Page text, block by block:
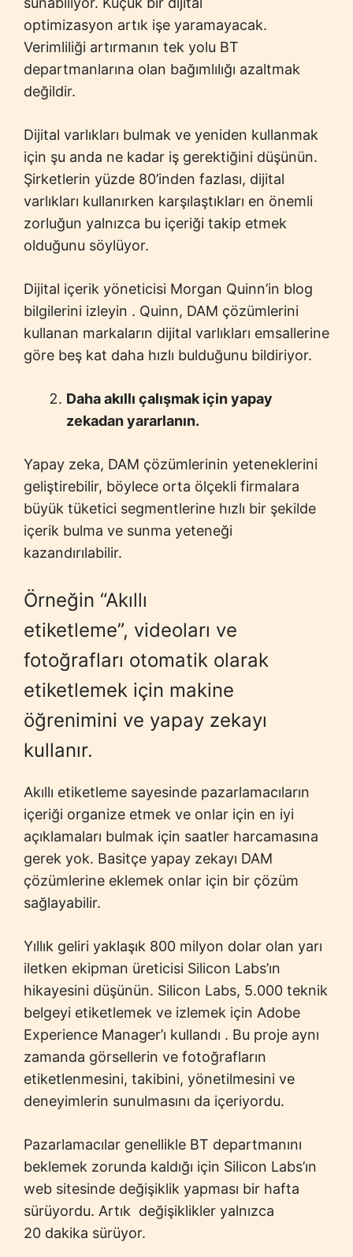
optimizasyon artık işe yaramayacak.
Verimliliği artırmanın tek yolu BT
departmanlarına olan bağımlılığı azaltmak
değildir.
Dijital varlıkları bulmak ve yeniden kullanmak
için şu anda ne kadar iş gerektiğini düşünün.
Şirketlerin yüzde 80’inden fazlası, dijital
varlıkları kullanırken karşılaştıkları en önemli
zorluğun yalnızca bu içeriği takip etmek
olduğunu söylüyor.
Dijital içerik yöneticisi Morgan Quinn’in blog
bilgilerini izleyin . Quinn, DAM çözümlerini
kullanan markaların dijital varlıkları emsallerine
göre beş kat daha hızlı bulduğunu bildiriyor.
Daha akıllı çalışmak için yapay
zekadan yararlanın.
Yapay zeka, DAM çözümlerinin yeteneklerini
geliştirebilir, böylece orta ölçekli firmalara
büyük tüketici segmentlerine hızlı bir şekilde
içerik bulma ve sunma yeteneği
kazandırılabilir.
Örneğin “Akıllı
etiketleme”, videoları ve
fotoğrafları otomatik olarak
etiketlemek için makine
öğrenimini ve yapay zekayı
kullanır.
Akıllı etiketleme sayesinde pazarlamacıların
içeriği organize etmek ve onlar için en iyi
açıklamaları bulmak için saatler harcamasına
gerek yok. Basitçe yapay zekayı DAM
çözümlerine eklemek onlar için bir çözüm
sağlayabilir.
Yıllık geliri yaklaşık 800 milyon dolar olan yarı
iletken ekipman üreticisi Silicon Labs’ın
hikayesini düşünün. Silicon Labs, 5.000 teknik
belgeyi etiketlemek ve izlemek için Adobe
Experience Manager’ı kullandı . Bu proje aynı
zamanda görsellerin ve fotoğrafların
etiketlenmesini, takibini, yönetilmesini ve
deneyimlerin sunulmasını da içeriyordu.
Pazarlamacılar genellikle BT departmanını
beklemek zorunda kaldığı için Silicon Labs’ın
web sitesinde değişiklik yapması bir hafta
sürüyordu. Artık değişiklikler yalnızca
20 dakika sürüyor.